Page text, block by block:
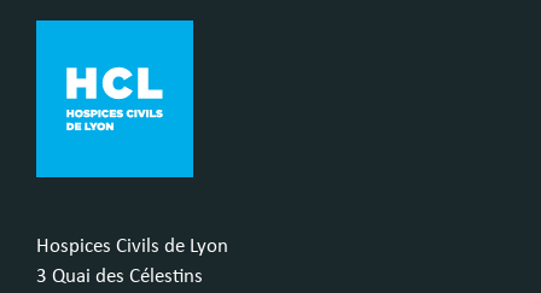
Hospices Civils de Lyon
3 Quai des Célestins